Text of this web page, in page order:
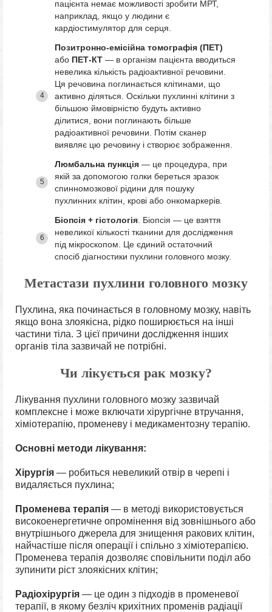
пацієнта немає можливості зробити МРТ,
наприклад, якщо у людини є
кардіостимулятор для серця.
Позитронно-емісійна томографія (ПЕТ)
або ПЕТ-КТ — в організм пацієнта вводиться
невелика кількість радіоактивної речовини.
Ця речовина поглинається клітинами, що
активно діляться. Оскільки пухлинні клітини з
більшою ймовірністю будуть активно
ділитися, вони поглинають більше
радіоактивної речовини. Потім сканер
виявляє цю речовину і створює зображення.
Люмбальна пункція — це процедура, при
якій за допомогою голки береться зразок
спинномозкової рідини для пошуку
пухлинних клітин, крові або онкомаркерів.
Біопсія + гістологія . Біопсія — це взяття
невеликої кількості тканини для дослідження
під мікроскопом. Це єдиний остаточний
спосіб діагностики пухлини головного мозку.
Метастази пухлини головного мозку
Пухлина, яка починається в головному мозку, навіть
якщо вона злоякісна, рідко поширюється на інші
частини тіла. З цієї причини дослідження інших
органів тіла зазвичай не потрібні.
Чи лікується рак мозку?
Лікування пухлини головного мозку зазвичай
комплексне і може включати хірургічне втручання,
хіміотерапію, променеву і медикаментозну терапію.
Основні методи лікування:
Хірургія — робиться невеликий отвір в черепі і
видаляється пухлина;
Променева терапія — в методі використовується
високоенергетичне опромінення від зовнішнього або
внутрішнього джерела для знищення ракових клітин,
найчастіше після операції і спільно з хіміотерапією.
Променева терапія дозволяє сповільнити поділ або
зупинити ріст злоякісних клітин;
Радіохірургія — це один з підходів в променевої
терапії, в якому безліч крихітних променів радіації